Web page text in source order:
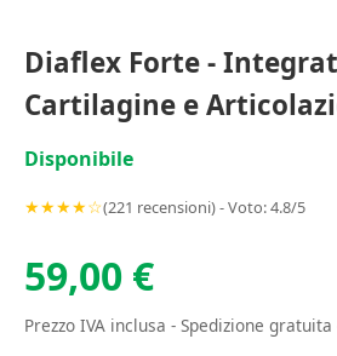
Diaflex Forte -
Cartilagine e
Disponibile
★★★★☆(221 recensioni) - Voto: 4.8/5
59,00 €
Prezzo IVA inclusa - Spedizione